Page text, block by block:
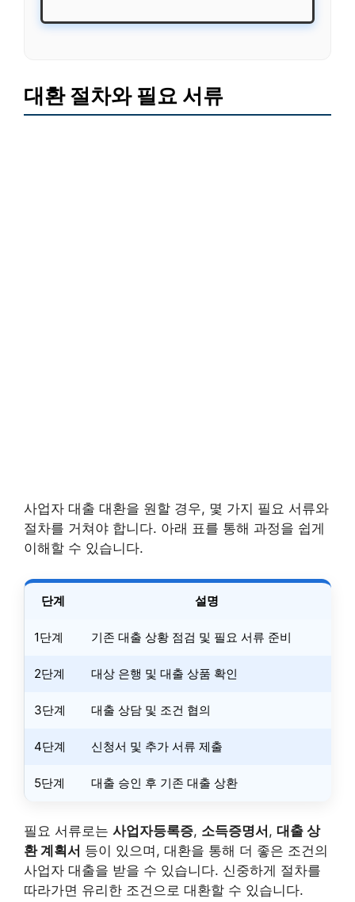
대환 절차와 필요 서류
사업자 대출 대환을 원할 경우, 몇 가지 필요 서류와
절차를 거쳐야 합니다. 아래 표를 통해 과정을 쉽게
이해할 수 있습니다.
단계 설명
1단계 기존 대출 상황 점검 및 필요 서류 준비
2단계 대상 은행 및 대출 상품 확인
3단계 대출 상담 및 조건 협의
4단계 신청서 및 추가 서류 제출
5단계 대출 승인 후 기존 대출 상환
필요 서류로는 사업자등록증, 소득증명서 , 대출 상
환 계획서 등이 있으며, 대환을 통해 더 좋은 조건의
사업자 대출을 받을 수 있습니다. 신중하게 절차를
따라가면 유리한 조건으로 대환할 수 있습니다.